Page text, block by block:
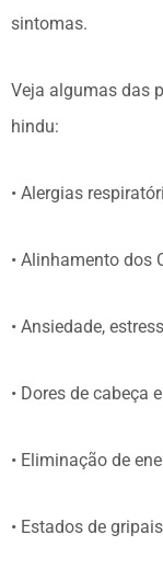
sintomas.
Veja algumas das
hindu:
• Alergias
• Alinhamento dos
• Ansiedade,
• Dores de cabeça
• Eliminação de
• Estados de